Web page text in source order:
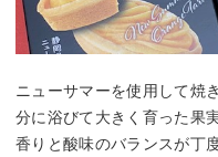
ニューサマーを使用して焼
分に浴びて大きく育った果
香りと酸味のバランスが丁